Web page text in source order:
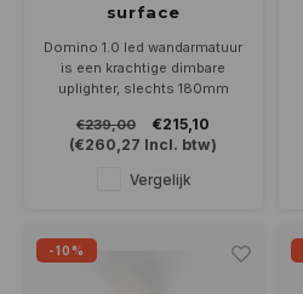
surface
Domino 1.0 led wandarmatuur
is een krachtige dimbare
uplighter, slechts 180mm
78mm uit de wand. Leverbaar
in wit of zwart in 2700 of
3000K
€239,00
€215,10
(€260,27 Incl. btw)
Vergelijk
-10%